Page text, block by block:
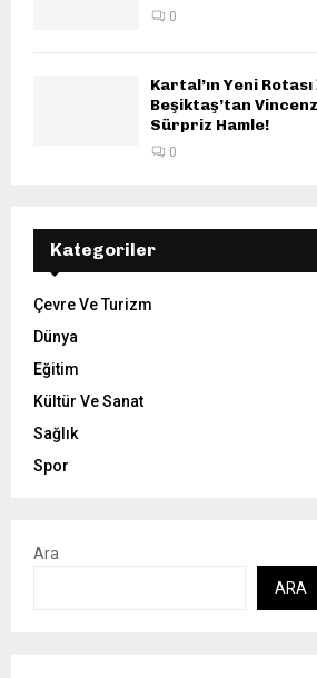
0
Kartal’ın Yeni
Beşiktaş’tan
Sürpriz Hamle!
0
Kategoriler
Çevre Ve Turizm
Dünya
Eğitim
Kültür Ve Sanat
Sağlık
Spor
Ara
ARA